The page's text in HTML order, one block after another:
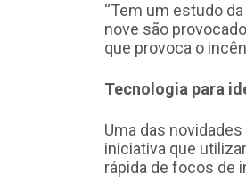
“Tem um estudo
nove são
que provoca o
Tecnologia para
Uma das
iniciativa que
rápida de focos de